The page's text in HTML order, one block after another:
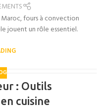
fours à convection
jouent un rôle essentiel.
: Outils
cuisine